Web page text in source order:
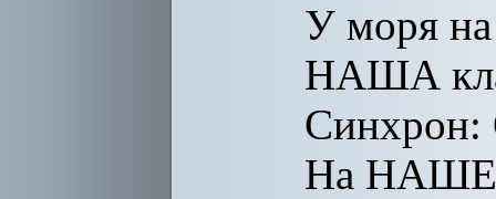
У моря на
НАША
Синхрон:
На